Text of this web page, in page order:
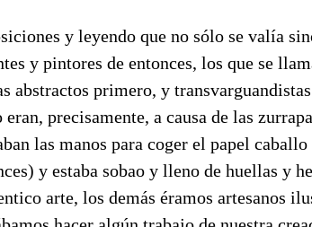
y leyendo que no sólo se valía
y pintores de entonces, los que se
abstractos primero, y
precisamente, a causa de las
las manos para coger el papel caballo
y estaba sobao y lleno de huellas y
arte, los demás éramos artesanos